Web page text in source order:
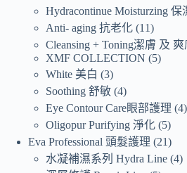
Hydracontinue Moisturzing 保
Anti- aging 抗老化 11
Cleansing + Toning潔膚 及 爽
XMF COLLECTION
5
White 美白
3
Soothing 舒敏 4
Eye Contour Care眼部護理 4
Oligopur Purifying 淨化 5
Eva Professional 頭髮護理
21
水凝補濕系列 Hydra Line 4